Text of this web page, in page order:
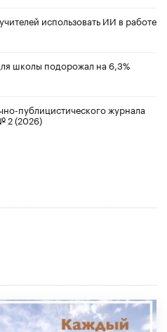
использовать ИИ в работе
школы подорожал на 6,3%
публицистического журнала
2 (2026)